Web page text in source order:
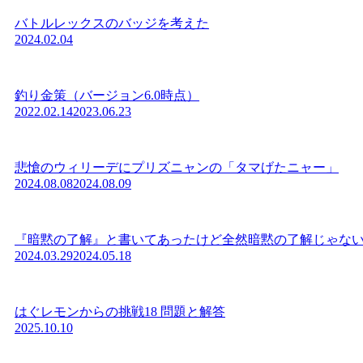
バトルレックスのバッジを考えた
2024.02.04
釣り金策（バージョン6.0時点）
2022.02.142023.06.23
悲愴のウィリーデにプリズニャンの「タマげたニャー」
2024.08.082024.08.09
『暗黙の了解』と書いてあったけど全然暗黙の了解じゃな
2024.03.292024.05.18
はぐレモンからの挑戦18 問題と解答
2025.10.10